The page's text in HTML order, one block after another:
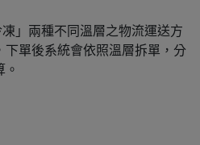
」兩種不同溫層之物流運送方
下單後系統會依照溫層拆單，分